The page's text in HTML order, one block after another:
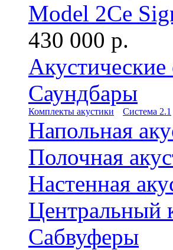
Model 2Ce
430 000 р.
Саундбары
Комплекты акустики Система 2.1
Напольная
Полочная
Настенная
Центральный
Сабвуферы